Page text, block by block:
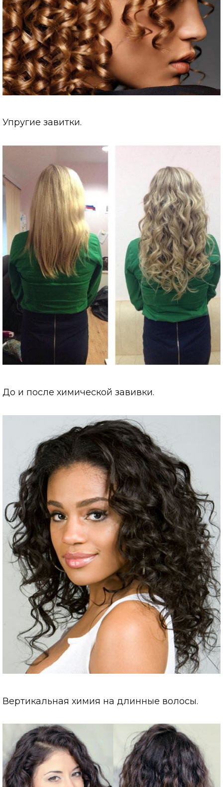
Упругие завитки.
До и после химической завивки.
Вертикальная химия на длинные волосы.